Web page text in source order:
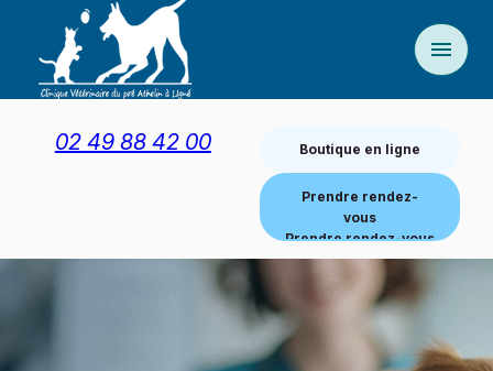
menu
02 49 88 42 00 Boutique en ligne
Prendre rendez-
vous
Panneau de gestion des cookies